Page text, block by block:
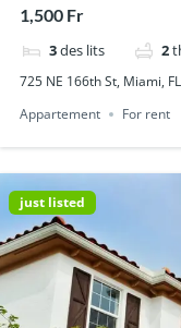
1,500 Fr
3des lits 2
725 NE 166th St, Miami,
Appartement
For rent
just listed